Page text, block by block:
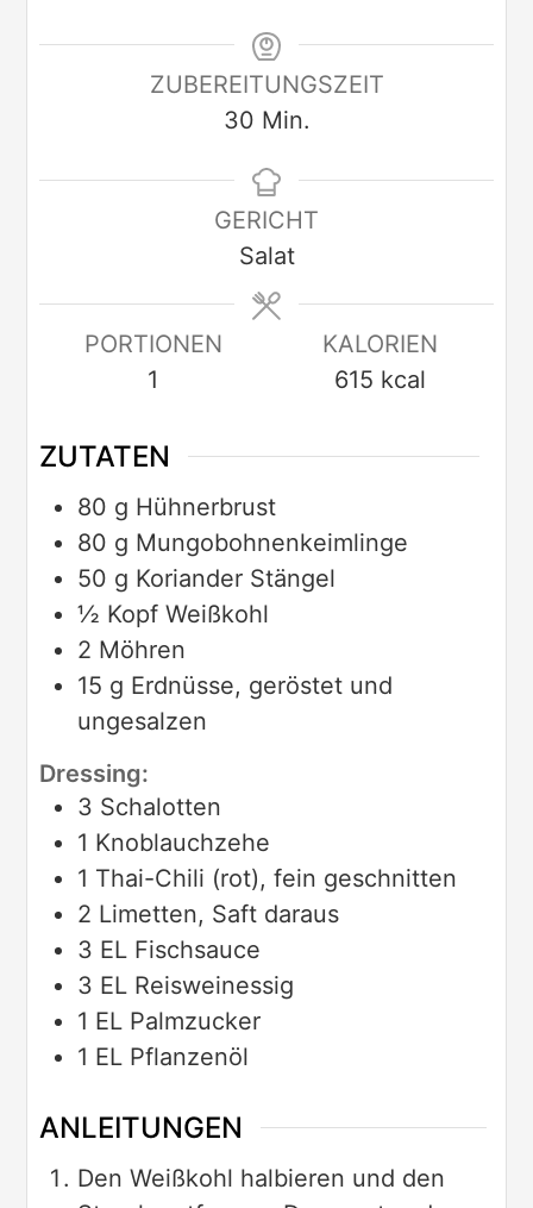
ZUBEREITUNGSZEIT
30 Min.
GERICHT
Salat
PORTIONEN
1
KALORIEN
615 kcal
ZUTATEN
80 g Hühnerbrust
80 g Mungobohnenkeimlinge
50 g Koriander Stängel
½ Kopf Weißkohl
2 Möhren
15 g Erdnüsse, geröstet und
ungesalzen
Dressing:
3 Schalotten
1 Knoblauchzehe
1 Thai-Chili (rot), fein geschnitten
2 Limetten, Saft daraus
3 EL Fischsauce
3 EL Reisweinessig
1 EL Palmzucker
1 EL Pflanzenöl
ANLEITUNGEN
Den Weißkohl halbieren und den